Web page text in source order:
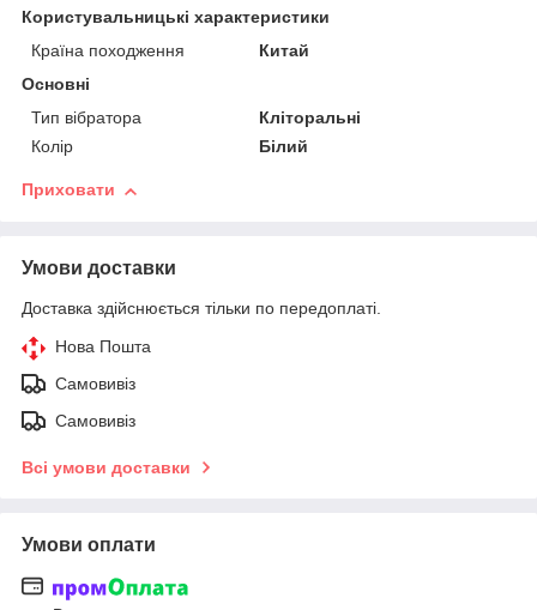
Користувальницькі характеристики
Країна походження
Китай
Основні
Тип вібратора
Кліторальні
Колір
Білий
Приховати
Умови доставки
Доставка здійснюється тільки по передоплаті.
Нова Пошта
Самовивіз
Самовивіз
Всі умови доставки
Умови оплати